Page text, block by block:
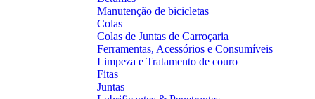
Manutenção de bicicletas
Colas
Colas de Juntas de Carroçaria
Ferramentas, Acessórios e Consumíveis
Limpeza e Tratamento de couro
Fitas
Juntas